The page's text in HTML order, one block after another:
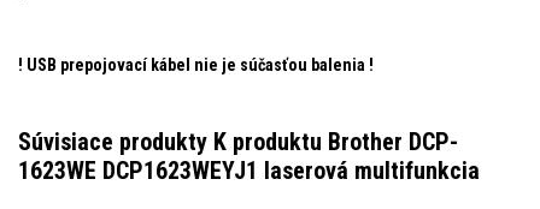
! USB prepojovací kábel nie je súčasťou balenia !
Súvisiace produkty K produktu Brother DCP-
1623WE DCP1623WEYJ1 laserová multifunkcia